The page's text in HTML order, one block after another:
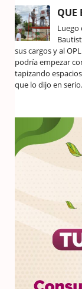
QUE
Luego
sus cargos y al
podría empezar
tapizando
que lo dijo en serio.